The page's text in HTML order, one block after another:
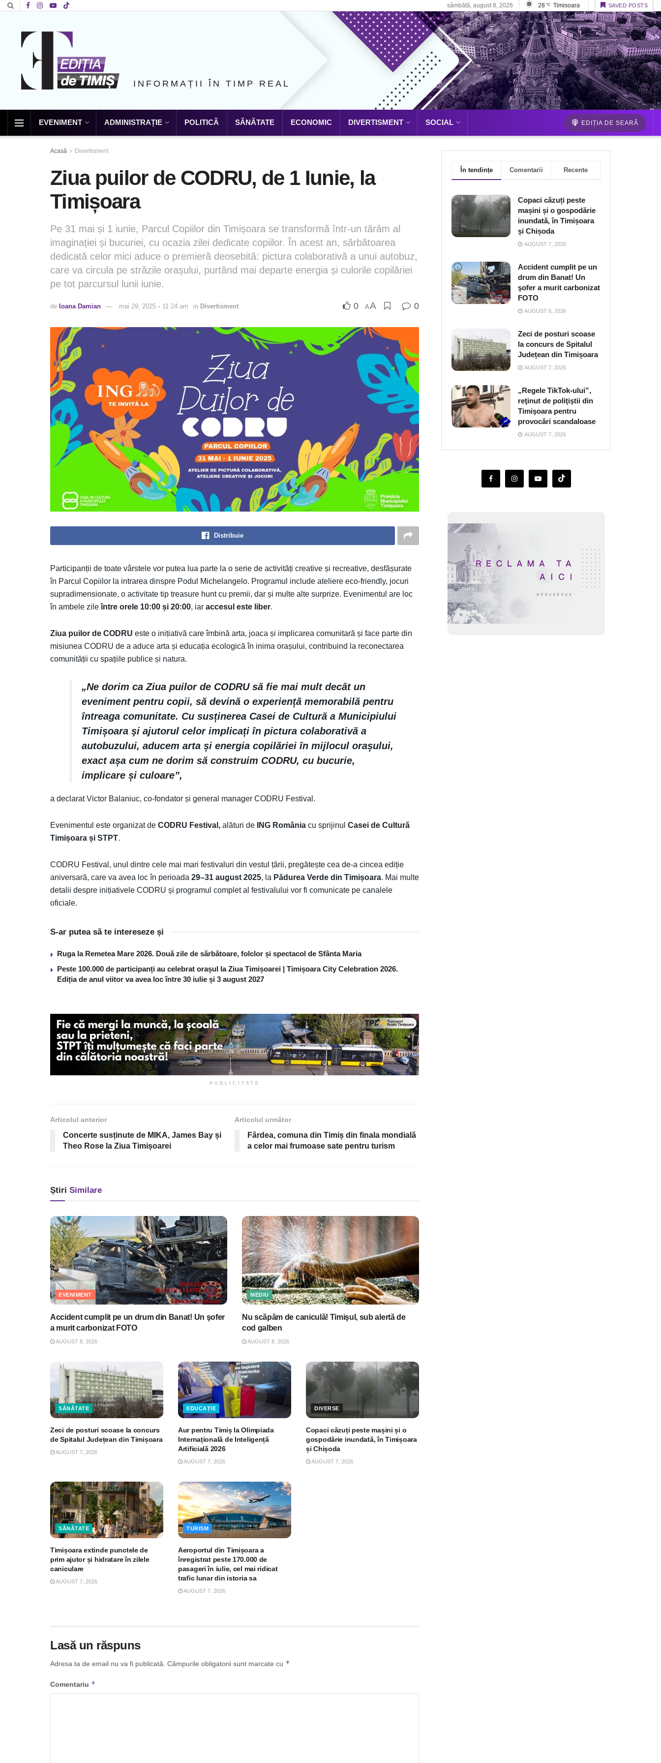
sâmbătă, august 8, 2026 28 °C Timisoara SAVED POSTS
INFORMAȚII ÎN TIMP REAL
EVENIMENT ADMINISTRAȚIE POLITICĂ SĂNĂTATE ECONOMIC DIVERTISMENT SOCIAL EDIȚIA DE SEARĂ
Acasă Divertisment
Ziua puilor de CODRU, de 1 Iunie, la
Timișoara
Pe 31 mai și 1 iunie, Parcul Copiilor din Timișoara se transformă într-un tărâm al
imaginației și bucuriei, cu ocazia zilei dedicate copiilor. În acest an, sărbătoarea
dedicată celor mici aduce o premieră deosebită: pictura colaborativă a unui autobuz,
care va circula pe străzile orașului, purtând mai departe energia și culorile copilăriei
pe tot parcursul lunii iunie.
de Ioana Damian mai 29, 2025 ◦ 11:24 am in Divertisment 0 AA 0
Distribuie
Participanții de toate vârstele vor putea lua parte la o serie de activități creative și recreative, desfășurate
în Parcul Copiilor la intrarea dinspre Podul Michelangelo. Programul include ateliere eco-friendly, jocuri
supradimensionate, o activitate tip treasure hunt cu premii, dar și multe alte surprize. Evenimentul are loc
în ambele zileîntre orele 10:00 și 20:00, iar accesul este liber.
Ziua puilor de CODRU este o inițiativă care îmbină arta, joaca și implicarea comunitară și face parte din
misiunea CODRU de a aduce arta și educația ecologică în inima orașului, contribuind la reconectarea
comunității cu spațiile publice și natura.
„Ne dorim ca Ziua puilor de CODRU să fie mai mult decât un
eveniment pentru copii, să devină o experiență memorabilă pentru
întreaga comunitate. Cu susținerea Casei de Cultură a Municipiului
Timișoara şi ajutorul celor implicați în pictura colaborativă a
autobuzului, aducem arta și energia copilăriei în mijlocul orașului,
exact așa cum ne dorim să construim CODRU, cu bucurie,
implicare și culoare”,
a declarat Victor Balaniuc, co-fondator și general manager CODRU Festival.
Evenimentul este organizat de CODRU Festival, alături de ING România cu sprijinul Casei de Cultură
Timișoara și STPT.
CODRU Festival, unul dintre cele mai mari festivaluri din vestul țării, pregătește cea de-a cincea ediție
aniversară, care va avea loc în perioada 29–31 august 2025, la Pădurea Verde din Timișoara. Mai multe
detalii despre inițiativele CODRU și programul complet al festivalului vor fi comunicate pe canalele
oficiale.
S-ar putea să te intereseze și
Ruga la Remetea Mare 2026. Două zile de sărbătoare, folclor și spectacol de Sfânta Maria
Peste 100.000 de participanți au celebrat orașul la Ziua Timișoarei | Timișoara City Celebration 2026.
Ediția de anul viitor va avea loc între 30 iulie și 3 august 2027
PUBLICITATE
Articolul anterior
Concerte susținute de MIKA, James Bay și
Theo Rose la Ziua Timișoarei
Articolul următor
Fârdea, comuna din Timiș din finala mondială
a celor mai frumoase sate pentru turism
Știri Similare
EVENIMENT
Accident cumplit pe un drum din Banat! Un şofer
a murit carbonizat FOTO
AUGUST 8, 2026
MEDIU
Nu scăpăm de caniculă! Timişul, sub alertă de
cod galben
AUGUST 8, 2026
SĂNĂTATE
Zeci de posturi scoase la concurs
de Spitalul Județean din Timișoara
AUGUST 7, 2026
EDUCAȚIE
Aur pentru Timiș la Olimpiada
Internațională de Inteligență
Artificială 2026
AUGUST 7, 2026
DIVERSE
Copaci căzuți peste mașini și o
gospodărie inundată, în Timișoara
și Chișoda
AUGUST 7, 2026
SĂNĂTATE
Timișoara extinde punctele de
prim ajutor și hidratare în zilele
caniculare
AUGUST 7, 2026
TURISM
Aeroportul din Timișoara a
înregistrat peste 170.000 de
pasageri în iulie, cel mai ridicat
trafic lunar din istoria sa
AUGUST 7, 2026
Lasă un răspuns
Adresa ta de email nu va fi publicată. Câmpurile obligatorii sunt marcate cu *
Comentariu *
În tendințe Comentarii Recente
Copaci căzuți peste
mașini și o gospodărie
inundată, în Timișoara
și Chișoda
AUGUST 7, 2026
Accident cumplit pe un
drum din Banat! Un
şofer a murit carbonizat
FOTO
AUGUST 8, 2026
Zeci de posturi scoase
la concurs de Spitalul
Județean din Timișoara
AUGUST 7, 2026
„Regele TikTok-ului”,
reţinut de poliţiştii din
Timişoara pentru
provocări scandaloase
AUGUST 7, 2026